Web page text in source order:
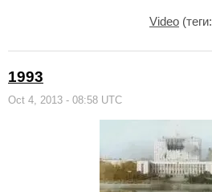
Video (теги:
1993
Oct 4, 2013 - 08:58 UTC